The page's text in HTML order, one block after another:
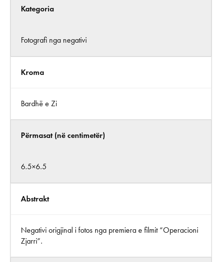
Kategoria
Fotografi nga negativi
Kroma
Bardhë e Zi
Përmasat (në centimetër)
6.5×6.5
Abstrakt
Negativi origjinal i fotos nga premiera e filmit “Operacioni
Zjarri”.